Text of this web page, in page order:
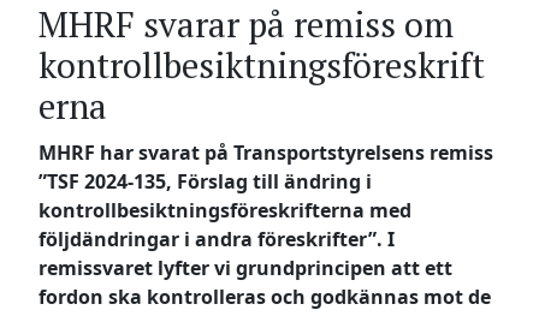
MHRF svarar på remiss om
kontrollbesiktningsföreskrift
erna
MHRF har svarat på Transportstyrelsens remiss
”TSF 2024-135, Förslag till ändring i
kontrollbesiktningsföreskrifterna med
följdändringar i andra föreskrifter”. I
remissvaret lyfter vi grundprincipen att ett
fordon ska kontrolleras och godkännas mot de